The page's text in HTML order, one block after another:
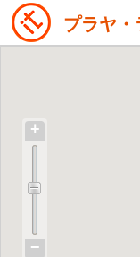
プラヤ・
+
−